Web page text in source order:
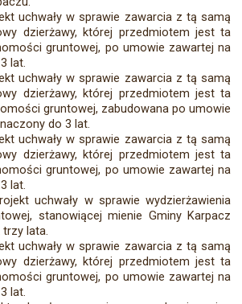
uchwały w sprawie zawarcia z tą samą
dzierżawy, której przedmiotem jest ta
gruntowej, po umowie zawartej na
lat.
uchwały w sprawie zawarcia z tą samą
dzierżawy, której przedmiotem jest ta
gruntowej, zabudowana po umowie
do 3 lat.
uchwały w sprawie zawarcia z tą samą
dzierżawy, której przedmiotem jest ta
gruntowej, po umowie zawartej na
lat.
uchwały w sprawie wydzierżawienia
stanowiącej mienie Gminy Karpacz
trzy lata.
uchwały w sprawie zawarcia z tą samą
dzierżawy, której przedmiotem jest ta
gruntowej, po umowie zawartej na
lat.